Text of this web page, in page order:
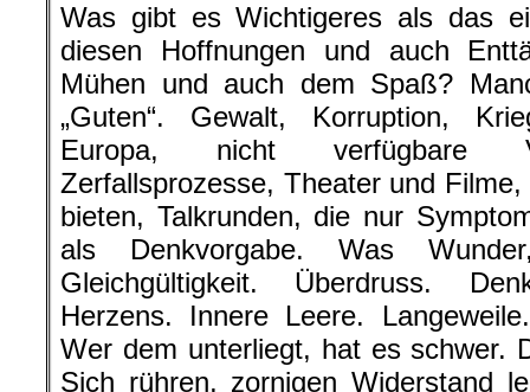
Was gibt es Wichtigeres als das
diesen Hoffnungen und auch
Mühen und auch dem Spaß?
„Guten“. Gewalt, Korruption,
Europa, nicht verfügbare
Zerfallsprozesse, Theater und
bieten, Talkrunden, die nur
als Denkvorgabe. Was
Gleichgültigkeit. Überdruss.
Herzens. Innere Leere.
Wer dem unterliegt, hat es schwer.
Sich rühren, zornigen Widerstand